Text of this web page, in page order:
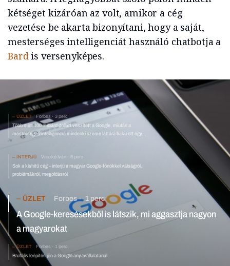
kétséget kizáróan az volt, amikor a cég
vezetése be akarta bizonyítani, hogy a saját,
mesterséges intelligenciát használó chatbotja a
Bardis versenyképes.
ÜZLET Forbes 3 perc
Több mint 100 milliárd dollárt veszített a Google, miután a
mesterséges intelligencia mindenki szeme láttára bakizott egy
INTERJÚ Vaszkó Iván 6 perc
Sok a kishitű cég – interjú a magyar Google-főnökkel válságról,
problémákról, megoldásról
1 perc
A Google-keresésekből is látszik, mi aggasztja nagyon a
magyarokat
ÜZLET Forbes 1 perc